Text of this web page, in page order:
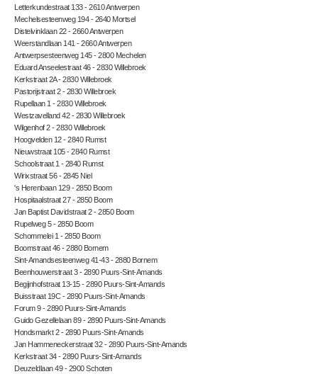
Letterkundestraat 133 - 2610 Antwerpen
Mechelsesteenweg 194 - 2640 Mortsel
Distelvinklaan 22 - 2660 Antwerpen
Weerstandlaan 141 - 2660 Antwerpen
Antwerpsesteenweg 145 - 2800 Mechelen
Eduard Anseelestraat 46 - 2830 Willebroek
Kerkstraat 2A - 2830 Willebroek
Pastorijstraat 2 - 2830 Willebroek
Rupellaan 1 - 2830 Willebroek
Westzavelland 42 - 2830 Willebroek
Wilgenhof 2 - 2830 Willebroek
Hoogvelden 12 - 2840 Rumst
Nieuwstraat 105 - 2840 Rumst
Schoolstraat 1 - 2840 Rumst
Wirixstraat 56 - 2845 Niel
's Herenbaan 129 - 2850 Boom
Hospitaalstraat 27 - 2850 Boom
Jan Baptist Davidstraat 2 - 2850 Boom
Rupelweg 5 - 2850 Boom
Schommelei 1 - 2850 Boom
Boomstraat 46 - 2880 Bornem
Sint-Amandsesteenweg 41-43 - 2880 Bornem
Beenhouwerstraat 3 - 2890 Puurs-Sint-Amands
Begijnhofstraat 13-15 - 2890 Puurs-Sint-Amands
Buisstraat 19C - 2890 Puurs-Sint-Amands
Forum 9 - 2890 Puurs-Sint-Amands
Guido Gezellelaan 89 - 2890 Puurs-Sint-Amands
Hondsmarkt 2 - 2890 Puurs-Sint-Amands
Jan Hammeneckerstraat 32 - 2890 Puurs-Sint-Amands
Kerkstraat 34 - 2890 Puurs-Sint-Amands
Deuzeldlaan 49 - 2900 Schoten